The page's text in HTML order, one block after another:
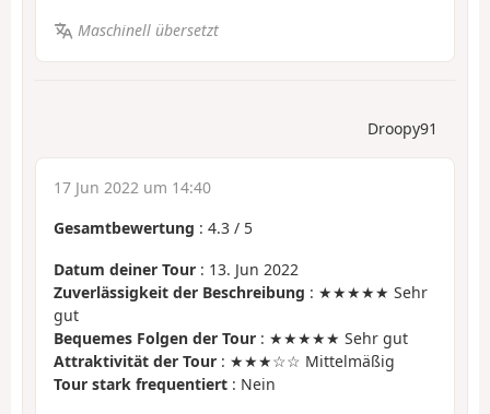
Maschinell übersetzt
Droopy91
17 Jun 2022 um 14:40
Gesamtbewertung : 4.3 / 5
Datum deiner Tour : 13. Jun 2022
Zuverlässigkeit der Beschreibung : ★★★★★ Sehr
gut
Bequemes Folgen der Tour : ★★★★★ Sehr gut
Attraktivität der Tour : ★★★☆☆ Mittelmäßig
Tour stark frequentiert : Nein